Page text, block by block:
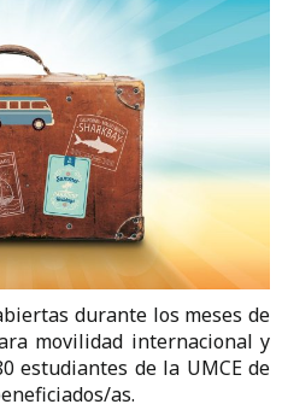
durante los meses de
movilidad internacional y
estudiantes de la UMCE de
as.